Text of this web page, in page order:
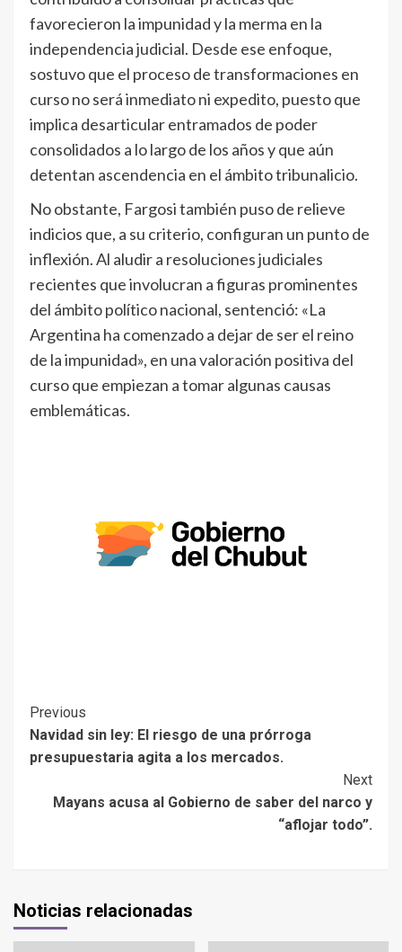
favorecieron la impunidad y la merma en la
independencia judicial. Desde ese enfoque,
sostuvo que el proceso de transformaciones en
curso no será inmediato ni expedito, puesto que
implica desarticular entramados de poder
consolidados a lo largo de los años y que aún
detentan ascendencia en el ámbito tribunalicio.
No obstante, Fargosi también puso de relieve
indicios que, a su criterio, configuran un punto de
inflexión. Al aludir a resoluciones judiciales
recientes que involucran a figuras prominentes
del ámbito político nacional, sentenció: «La
Argentina ha comenzado a dejar de ser el reino
de la impunidad», en una valoración positiva del
curso que empiezan a tomar algunas causas
emblemáticas.
Previous
Navidad sin ley: El riesgo de una prórroga
presupuestaria agita a los mercados.
Next
Mayans acusa al Gobierno de saber del narco y
“aflojar todo”.
Noticias relacionadas